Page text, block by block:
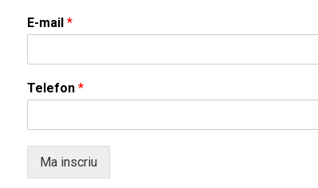
E-mail *
Telefon *
Ma inscriu